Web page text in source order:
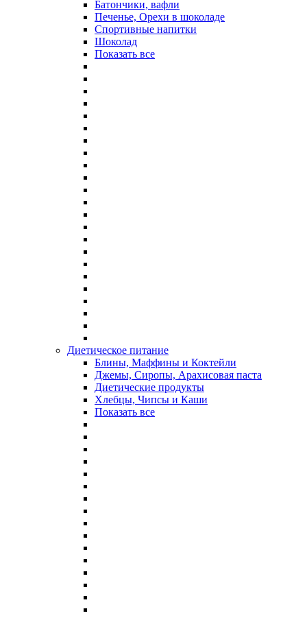
Батончики, вафли
Печенье, Орехи в шоколаде
Спортивные напитки
Шоколад
Показать все
Диетическое питание
Блины, Маффины и Коктейли
Джемы, Сиропы, Арахисовая паста
Диетические продукты
Хлебцы, Чипсы и Каши
Показать все